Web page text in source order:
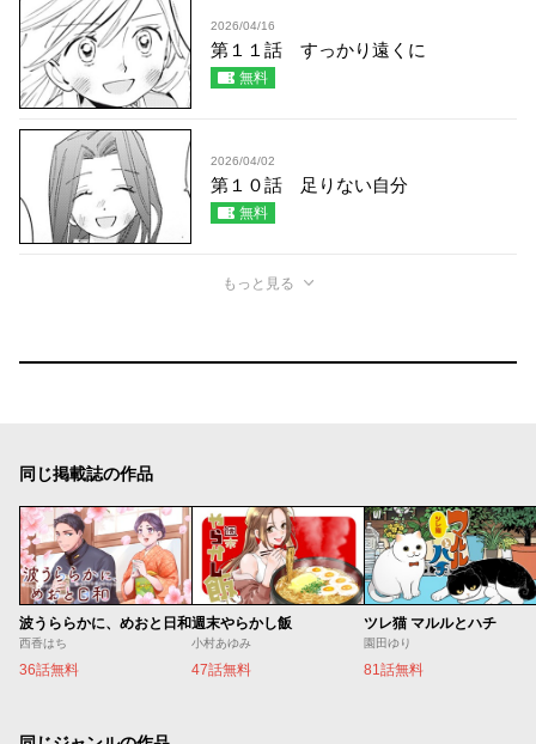
2026/04/16
第１１話 すっかり遠くに
無料
2026/04/02
第１０話 足りない自分
無料
もっと見る
同じ掲載誌の作品
波うららかに、めおと日和
西香はち
36話無料
週末やらかし飯
小村あゆみ
47話無料
ツレ猫 マルルとハチ
園田ゆり
81話無料